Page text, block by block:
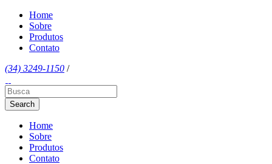
Home
Sobre
Produtos
Contato
(34) 3249-1150 /
Home
Sobre
Produtos
Contato